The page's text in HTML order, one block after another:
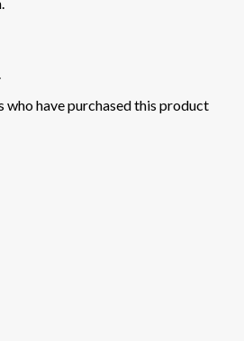
who have purchased this product